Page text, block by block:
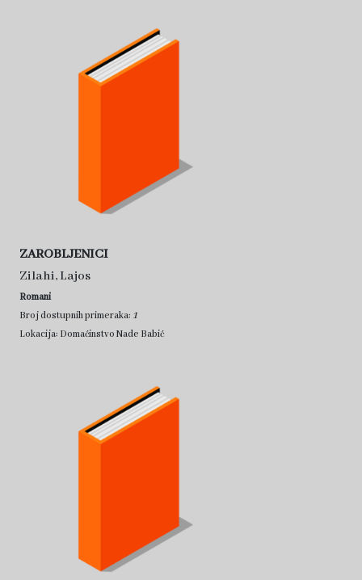
ZAROBLJENICI
Zilahi, Lajos
Romani
Broj dostupnih primeraka: 1
Lokacija: Domaćinstvo Nade Babić